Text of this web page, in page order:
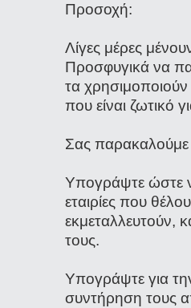
Προσοχή:
Λίγες μέρες
Προσφυγικά να
τα
που είναι ζωτικό
Σας παρακαλούμε
Υπογράψτε ώστε
εταιρίες που
εκμεταλλευτούν,
τους.
Υπογράψτε για
συντήρηση τους